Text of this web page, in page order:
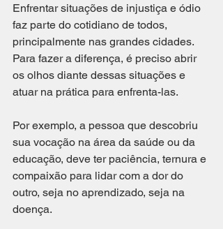
Enfrentar situações de injustiça e ódio
faz parte do cotidiano de todos,
principalmente nas grandes cidades.
Para fazer a diferença, é preciso abrir
os olhos diante dessas situações e
atuar na prática para enfrenta-las.
Por exemplo, a pessoa que descobriu
sua vocação na área da saúde ou da
educação, deve ter paciência, ternura e
compaixão para lidar com a dor do
outro, seja no aprendizado, seja na
doença.